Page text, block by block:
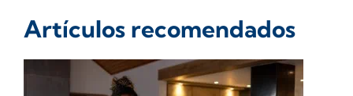
Artículos recomendados